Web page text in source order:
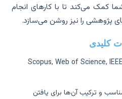
می‌کند تا با کارهای انجام
را نیز روشن می‌سازد.
Scopus, Web of
ترکیب آن‌ها برای یافتن